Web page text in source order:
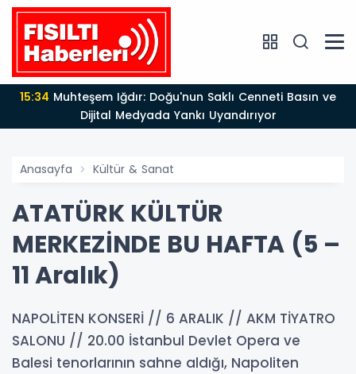
13:24Dünden Bugüne 25 Yıllık Devrim: Türkiye'nin
Kaderini Değiştiren Liderlik ve AK Parti Çağı
Anasayfa Kültür & Sanat
ATATÜRK KÜLTÜR
MERKEZİNDE BU HAFTA (5 –
11 Aralık)
NAPOLİTEN KONSERİ // 6 ARALIK // AKM TİYATRO
SALONU // 20.00 İstanbul Devlet Opera ve
Balesi tenorlarının sahne aldığı, Napoliten